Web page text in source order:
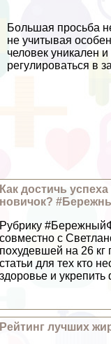
Большая просьба
не учитывая
человек уникален
регулироваться в
Как достичь
новичок?
Рубрику
совместно с
похудевшей на 26 кг
статьи для тех кто
здоровье и
Рейтинг лучших